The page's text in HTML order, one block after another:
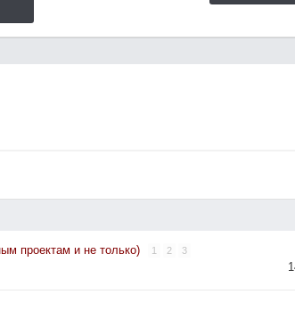
проектам и не только) 1 2 3